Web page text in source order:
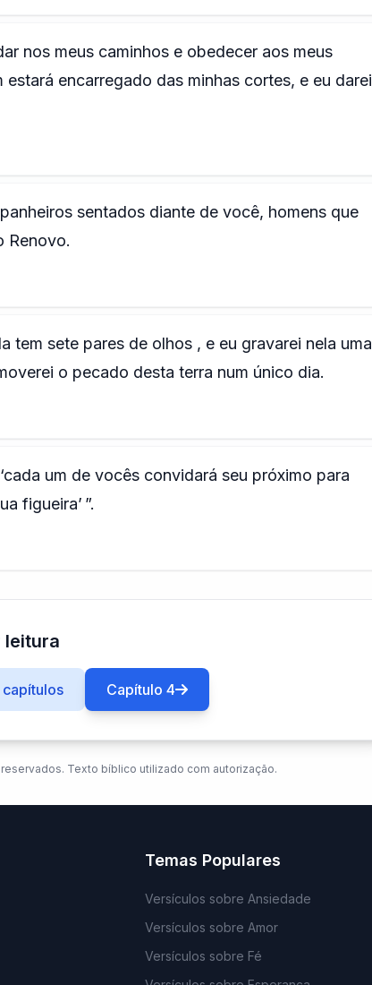
nos meus caminhos e obedecer aos meus
encarregado das minhas cortes, e eu darei
sentados diante de você, homens que
Renovo.
tem sete pares de olhos , e eu gravarei nela uma
o pecado desta terra num único dia.
um de vocês convidará seu próximo para
figueira’ ”.
leitura
Capítulo 4
Texto bíblico utilizado com autorização.
Temas Populares
Versículos sobre Ansiedade
Versículos sobre Amor
Versículos sobre Fé